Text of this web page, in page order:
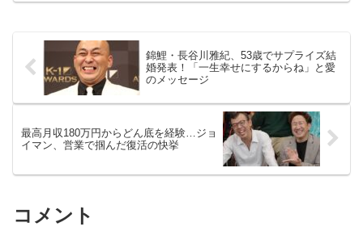
錦鯉・長谷川雅紀、53歳でサプライズ結
婚発表！「一生幸せにするからね」と愛
のメッセージ
最高月収180万円からどん底を経験…ジョ
イマン、営業で掴んだ復活の快挙
コメント